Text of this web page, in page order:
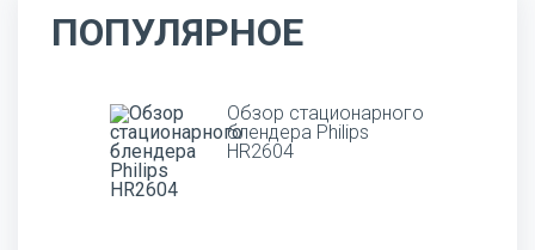
ПОПУЛЯРНОЕ
Обзор стационарного
блендера Philips
HR2604